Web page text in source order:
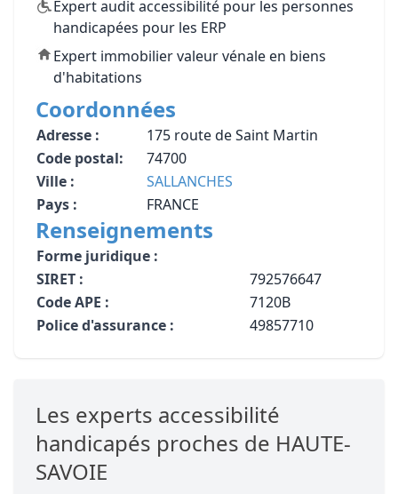
Expert audit accessibilité pour les personnes
handicapées pour les ERP
Expert immobilier valeur vénale en biens
d'habitations
Coordonnées
Adresse :
175 route de Saint Martin
Code postal:
74700
Ville :
SALLANCHES
Pays :
FRANCE
Renseignements
Forme juridique :
SIRET :
792576647
Code APE :
7120B
Police d'assurance :
49857710
Les experts accessibilité
handicapés proches de HAUTE-
SAVOIE